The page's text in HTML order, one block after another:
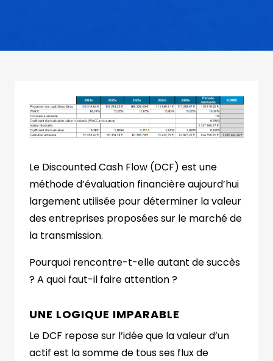
Le Discounted Cash Flow (DCF) est une
méthode d’évaluation financière aujourd’hui
largement utilisée pour déterminer la valeur
des entreprises proposées sur le marché de
la transmission.
Pourquoi rencontre-t-elle autant de succès
? A quoi faut-il faire attention ?
UNE LOGIQUE IMPARABLE
Le DCF repose sur l’idée que la valeur d’un
actif est la somme de tous ses flux de